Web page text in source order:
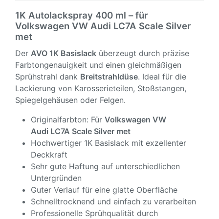
1K Autolackspray 400 ml – für
Volkswagen VW Audi LC7A Scale Silver
met
Der AVO 1K Basislack überzeugt durch präzise
Farbtongenauigkeit und einen gleichmäßigen
Sprühstrahl dank Breitstrahldüse. Ideal für die
Lackierung von Karosserieteilen, Stoßstangen,
Spiegelgehäusen oder Felgen.
Originalfarbton: Für Volkswagen VW
Audi LC7A Scale Silver met
Hochwertiger 1K Basislack mit exzellenter
Deckkraft
Sehr gute Haftung auf unterschiedlichen
Untergründen
Guter Verlauf für eine glatte Oberfläche
Schnelltrocknend und einfach zu verarbeiten
Professionelle Sprühqualität durch